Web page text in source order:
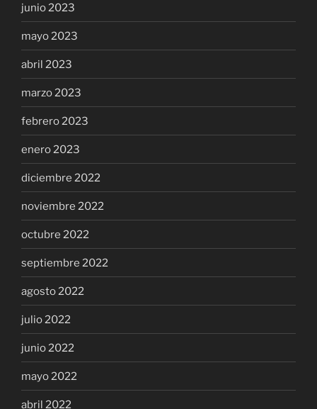
junio 2023
mayo 2023
abril 2023
marzo 2023
febrero 2023
enero 2023
diciembre 2022
noviembre 2022
octubre 2022
septiembre 2022
agosto 2022
julio 2022
junio 2022
mayo 2022
abril 2022